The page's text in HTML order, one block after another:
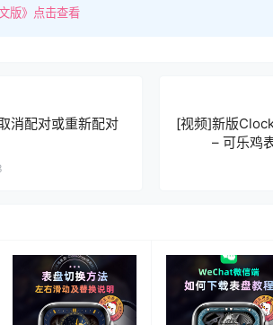
版》点击查看
消配对或重新配对
[视频]新版
– 可乐鸡